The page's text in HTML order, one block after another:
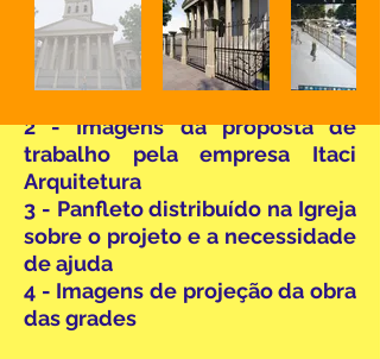
assunto, basta clicar na frase.
1 - Vídeo sobre a necessidade
2 - Imagens da proposta de
trabalho pela empresa Itaci
Arquitetura
3 - Panfleto distribuído na Igreja
sobre o projeto e a necessidade
de ajuda
4 - Imagens de projeção da obra
das grades